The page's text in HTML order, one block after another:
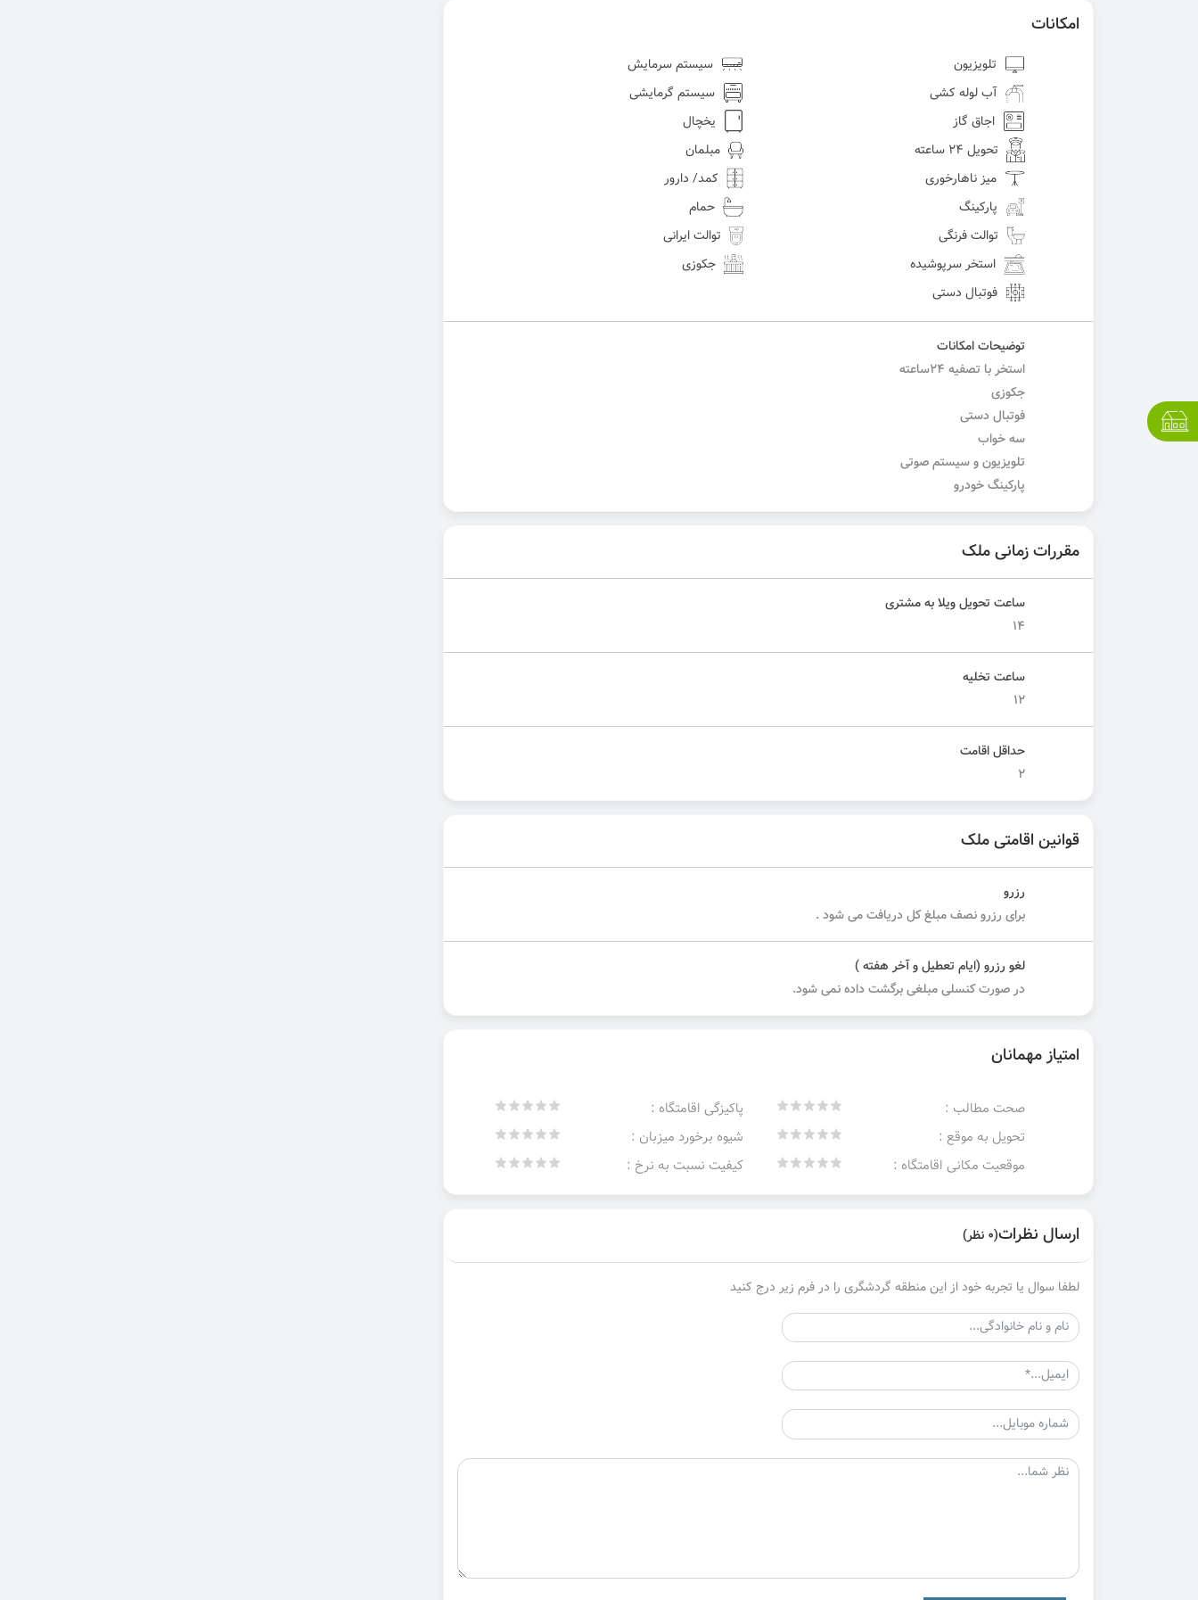
امکانات
تلویزیون
سیستم سرمایش
آب لوله کشی
سیستم گرمایشی
اجاق گاز
یخچال
تحویل 24 ساعته
مبلمان
میز ناهارخوری
کمد/ دارور
پارکینگ
حمام
توالت فرنگی
توالت ایرانی
استخر سرپوشیده
جکوزی
فوتبال دستی
توضیحات امکانات
استخر با تصفیه ۲۴ساعته
جکوزی
فوتبال دستی
سه خواب
تلویزیون و سیستم صوتی
پارکینگ خودرو
مقررات زمانی ملک
ساعت تحویل ویلا به مشتری
14
ساعت تخلیه
12
حداقل اقامت
2
قوانین اقامتی ملک
رزرو
برای رزرو نصف مبلغ کل دریافت می شود .
لغو رزرو (ایام تعطیل و آخر هفته )
در صورت کنسلی مبلغی برگشت داده نمی شود.
امتیاز مهمانان
صحت مطالب :
پاکیزگی اقامتگاه :
تحویل به موقع :
شیوه برخورد میزبان :
موقعیت مکانی اقامتگاه :
کیفیت نسبت به نرخ :
ارسال نظرات(0 نظر)
لطفا سوال یا تجربه خود از این منطقه گردشگری را در فرم زیر درج کنید